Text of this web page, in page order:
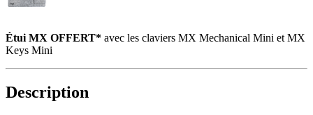
Étui MX OFFERT* avec les claviers MX Mechanical Mini et MX
Keys Mini
Description